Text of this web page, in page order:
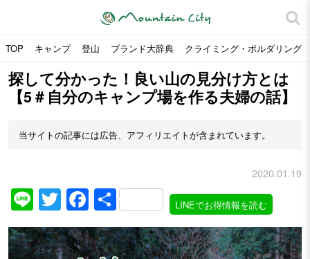
TOP キャンプ 登山 ブランド大辞典 クライミング・ボルダリング
探して分かった！良い山の見分け方とは
【5＃自分のキャンプ場を作る夫婦の話】
当サイトの記事には広告、アフィリエイトが含まれています。
2020.01.19
LineTwitter
Facebook
共
有
LINEでお得情報を読む